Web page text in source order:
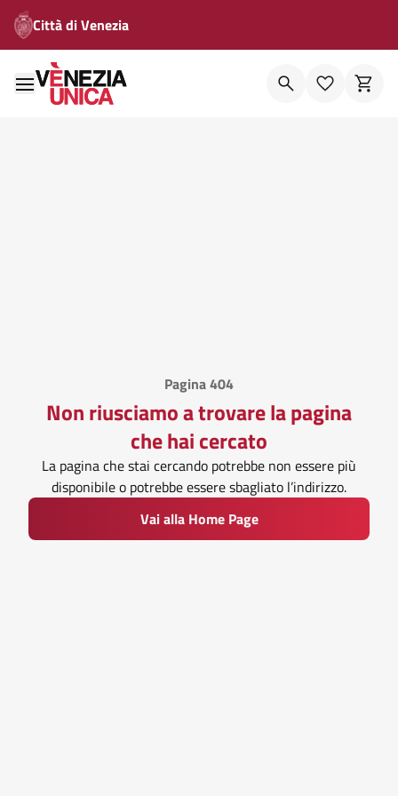
Città di Venezia
Pagina 404
Non riusciamo a trovare la pagina
che hai cercato
La pagina che stai cercando potrebbe non essere più
disponibile o potrebbe essere sbagliato l’indirizzo.
Vai alla Home Page